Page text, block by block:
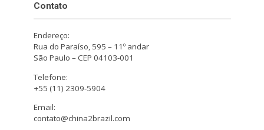
Contato
Endereço:
Rua do Paraíso, 595 – 11º andar
São Paulo – CEP 04103-001
Telefone:
+55 (11) 2309-5904
Email:
contato@china2brazil.com